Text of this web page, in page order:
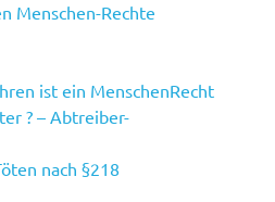
Menschen-Rechte
ist ein MenschenRecht
? – Abtreiber-
nach §218